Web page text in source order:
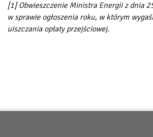
[1] Obwieszczenie Ministra Energii z dnia
w sprawie ogłoszenia roku, w którym
uiszczania opłaty przejściowej.